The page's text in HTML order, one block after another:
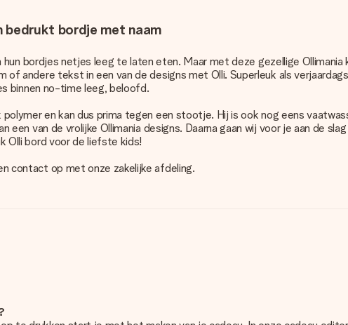
bedrukt bordje met naam
bordjes netjes leeg te laten eten. Maar met deze gezellige
andere tekst in een van de designs met Olli. Superleuk als
binnen no-time leeg, beloofd.
en kan dus prima tegen een stootje. Hij is ook nog eens
van de vrolijke Ollimania designs. Daarna gaan wij voor je aan de
Olli bord voor de liefste kids!
contact op met onze zakelijke afdeling.